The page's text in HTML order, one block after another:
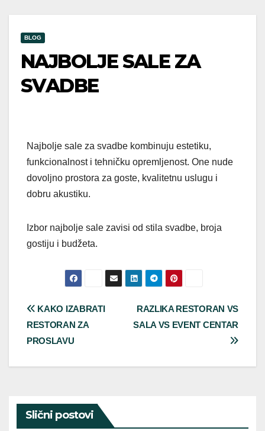
BLOG
NAJBOLJE SALE ZA
SVADBE
Najbolje sale za svadbe kombinuju estetiku,
funkcionalnost i tehničku opremljenost. One nude
dovoljno prostora za goste, kvalitetnu uslugu i
dobru akustiku.
Izbor najbolje sale zavisi od stila svadbe, broja
gostiju i budžeta.
Post
navigation
RAZLIKA RESTORAN VS
SALA VS EVENT CENTAR
KAKO IZABRATI
RESTORAN ZA
PROSLAVU
Slični postovi